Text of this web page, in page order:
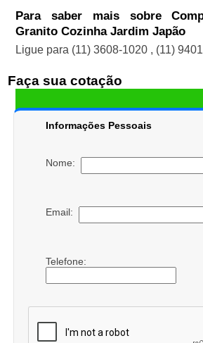
Para saber mais sobre
Granito Cozinha Jardim Japão
Ligue para (11) 3608-1020 , (11)
Faça sua cotação
Informações Pessoais
Nome:
Email:
Telefone: